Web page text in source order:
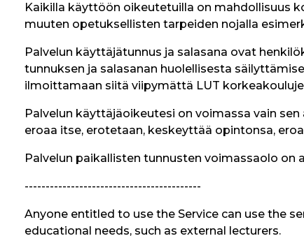
Kaikilla käyttöön oikeutetuilla on mahdollisuus
muuten opetuksellisten tarpeiden nojalla
Palvelun käyttäjätunnus ja salasana ovat
tunnuksen ja salasanan huolellisesta
ilmoittamaan siitä viipymättä LUT
Palvelun käyttäjäoikeutesi on voimassa vain
eroaa itse, erotetaan, keskeyttää opintonsa,
Palvelun paikallisten tunnusten voimassaolo
------------------------------------------
Anyone entitled to use the Service can use the
educational needs, such as external lecturers.